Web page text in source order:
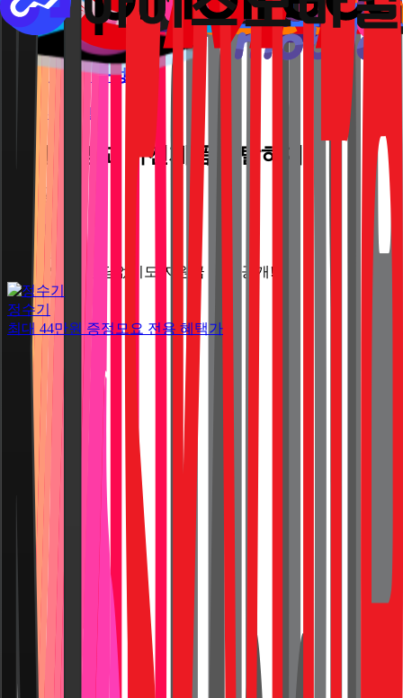
1만원 이하 가성비
월간 랭킹
지원금 받고 가전제품 렌탈하기
전체보기
모요에선 상담없이도 지원금 바로 공개!
정수기
최대 44만원 증정 모요 전용 혜택가